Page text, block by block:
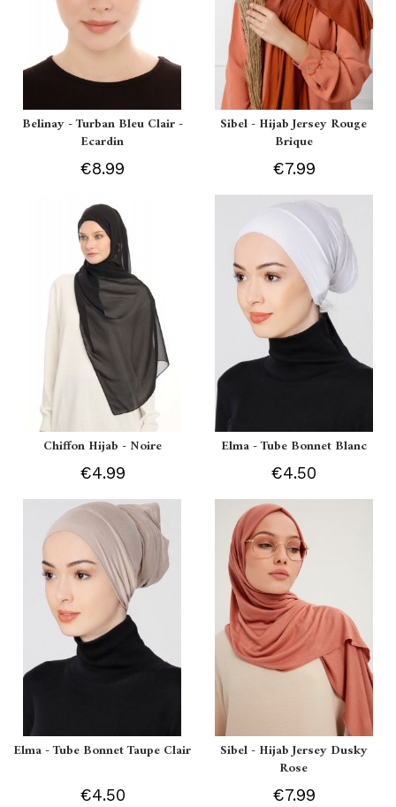
Belinay - Turban Bleu Clair -
Ecardin
€8.99
Sibel - Hijab Jersey Rouge
Brique
€7.99
Chiffon Hijab - Noire
€4.99
Elma - Tube Bonnet Blanc
€4.50
Elma - Tube Bonnet Taupe Clair
€4.50
Sibel - Hijab Jersey Dusky
Rose
€7.99